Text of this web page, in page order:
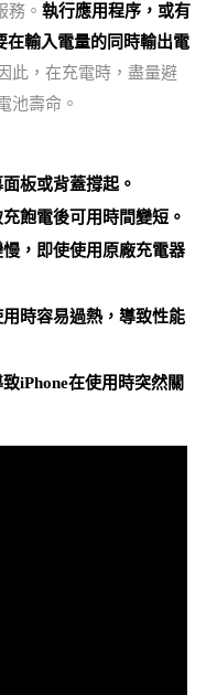
務。執行應用程序，或有
在輸入電量的同時輸出電
此，在充電時，盡量避
池壽命。
面板或背蓋撐起。
充飽電後可用時間變短 。
， 即使使用原廠充電器
用時容易過熱，導致性能
致iPhone在使用時突然關